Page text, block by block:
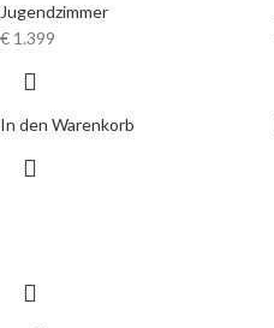
Jugendzimmer
€ 1.399
In den Warenkorb